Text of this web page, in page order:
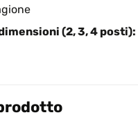
(2, 3, 4 posti):